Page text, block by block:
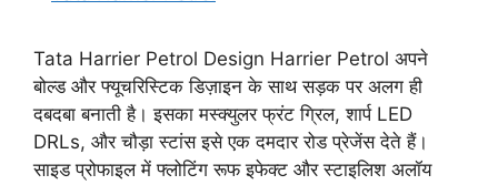
Tata Harrier Petrol Design Harrier Petrol अपने
बोल्ड और फ्यूचरिस्टिक डिज़ाइन के साथ सड़क पर अलग ही
दबदबा बनाती है। इसका मस्क्युलर फ्रंट ग्रिल, शार्प LED
DRLs, और चौड़ा स्टांस इसे एक दमदार रोड प्रेजेंस देते हैं।
साइड प्रोफाइल में फ्लोटिंग रूफ इफेक्ट और स्टाइलिश अलॉय